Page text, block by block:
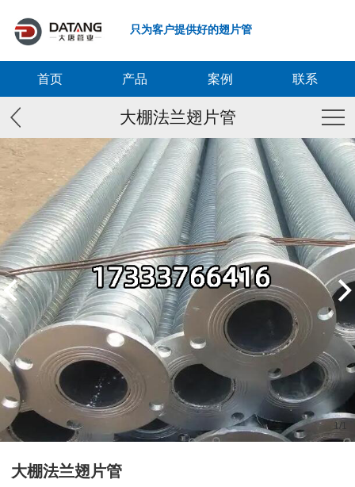
只为客户提供好的翅片管
首页 产品 案例 联系
大棚法兰翅片管
1/1
大棚法兰翅片管